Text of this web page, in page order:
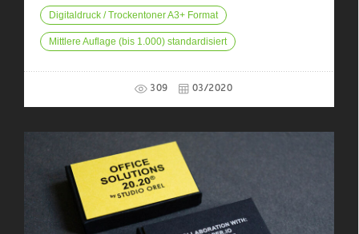
Digitaldruck / Trockentoner A3+ Format
Mittlere Auflage (bis 1.000) standardisiert
309 03/2020